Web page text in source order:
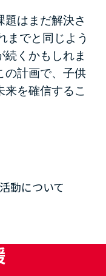
題はまだ解決さ
までと同じよう
続くかもしれま
の計画で、子供
を確信するこ
動について